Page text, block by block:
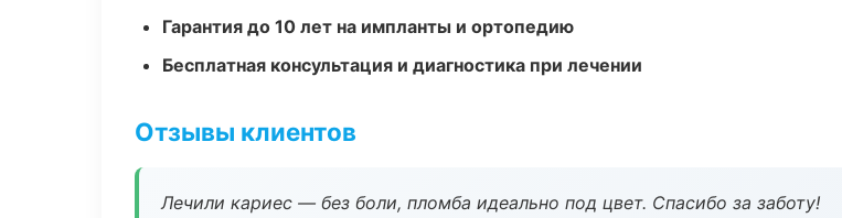
Гарантия до 10 лет на импланты и ортопедию
Бесплатная консультация и диагностика при лечении
Отзывы клиентов
Лечили кариес — без боли, пломба идеально под цвет. Спасибо за заботу!